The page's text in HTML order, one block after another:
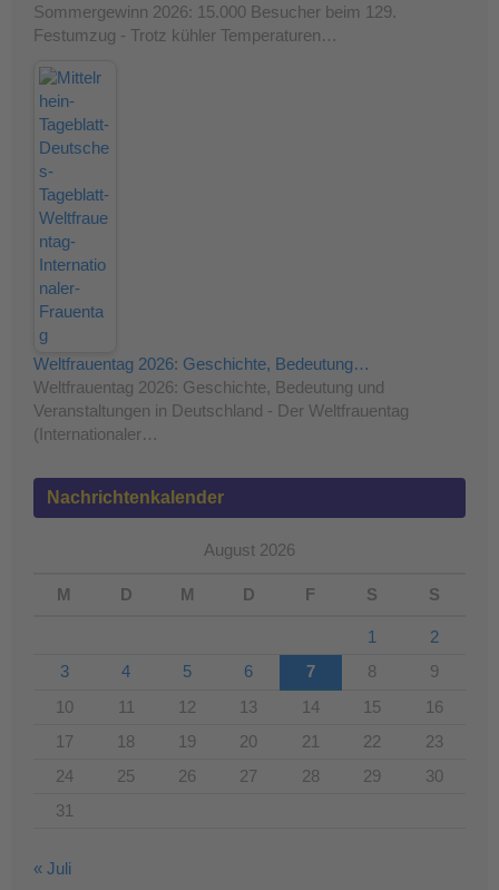
Sommergewinn 2026: 15.000 Besucher beim 129.
Festumzug - Trotz kühler Temperaturen…
Weltfrauentag 2026: Geschichte, Bedeutung…
Weltfrauentag 2026: Geschichte, Bedeutung und
Veranstaltungen in Deutschland - Der Weltfrauentag
(Internationaler…
Nachrichtenkalender
August 2026
M D M D F S S
1
2
3
4 5 6 7 8
9
10
11 12 13 14 15
16
17
18 19 20 21 22
23
24
25 26 27 28 29
30
31
« Juli